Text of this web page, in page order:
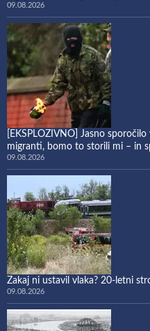
09.08.2026
[EKSPLOZIVNO] Jasno
migranti, bomo to storili mi – in
09.08.2026
Zakaj ni ustavil vlaka? 20-letni
09.08.2026